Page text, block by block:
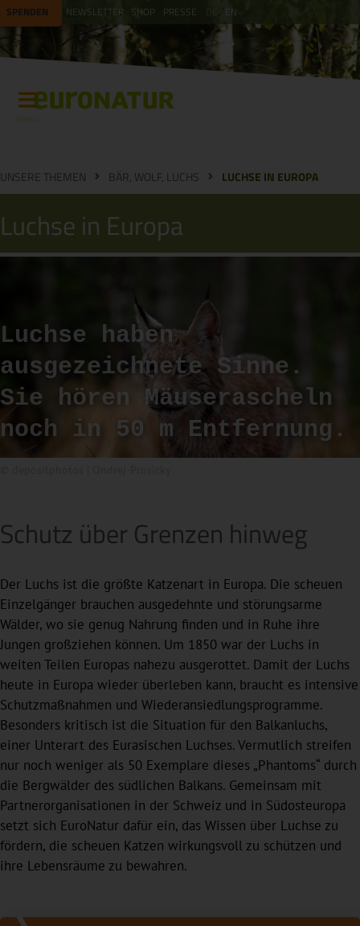
SPENDEN NEWSLETTER SHOP PRESSE EN
UNSERE THEMEN BÄR, WOLF, LUCHS LUCHSE IN EUROPA
Luchse in Europa
Luchse haben
ausgezeichnete Sinne.
Sie hören Mäuserascheln
noch in 50 m Entfernung.
Schutz über Grenzen hinweg
Der Luchs ist die größte Katzenart in Europa. Die scheuen
Einzelgänger brauchen ausgedehnte und störungsarme
Wälder, wo sie genug Nahrung finden und in Ruhe ihre
Jungen großziehen können. Um 1850 war der Luchs in
weiten Teilen Europas nahezu ausgerottet. Damit der Luchs
heute in Europa wieder überleben kann, braucht es intensive
Schutzmaßnahmen und Wiederansiedlungsprogramme.
Besonders kritisch ist die Situation für den Balkanluchs,
einer Unterart des Eurasischen Luchses. Vermutlich streifen
nur noch weniger als 50 Exemplare dieses „Phantoms“ durch
die Bergwälder des südlichen Balkans. Gemeinsam mit
Partnerorganisationen in der Schweiz und in Südosteuropa
setzt sich EuroNatur dafür ein, das Wissen über Luchse zu
fördern, die scheuen Katzen wirkungsvoll zu schützen und
ihre Lebensräume zu bewahren.